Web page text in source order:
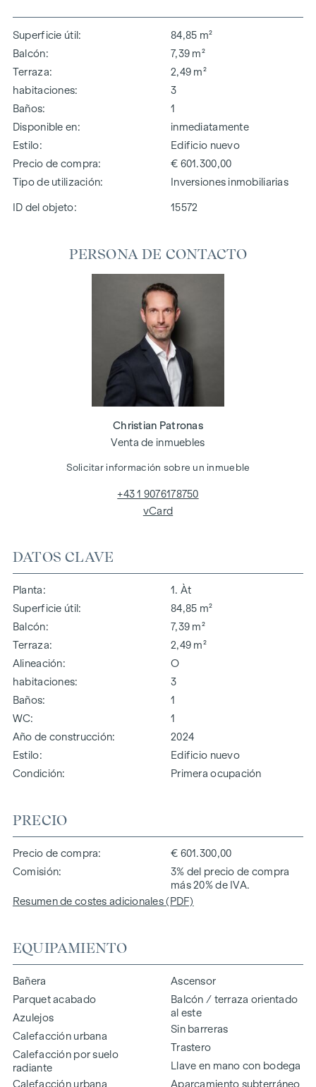
Superficie útil
84,85 m²
Balcón
7,39 m²
Terraza
2,49 m²
habitaciones
3
Baños
1
Disponible en
inmediatamente
Estilo
Edificio nuevo
Precio de compra
€ 601.300,00
Tipo de utilización
Inversiones inmobiliarias
ID del objeto: 15572
DATOS CLAVE
Planta
1. Àt
Superficie útil
84,85 m²
Balcón
7,39 m²
Terraza
2,49 m²
Alineación
O
habitaciones
3
Baños
1
WC
1
Año de construcción
2024
Estilo
Edificio nuevo
Condición
Primera ocupación
PRECIO
Precio de compra
€ 601.300,00
Comisión
3% del precio de compra
más 20% de IVA.
Resumen de costes adicionales (PDF)
EQUIPAMIENTO
Bañera
Parquet acabado
Azulejos
Calefacción urbana
Calefacción por suelo
radiante
Calefacción urbana
Ascensor
Balcón / terraza orientado
al este
Sin barreras
Trastero
Llave en mano con bodega
Aparcamiento subterráneo
PERSONA DE CONTACTO
Christian Patronas
Venta de inmuebles
Solicitar información sobre un inmueble
+43 1 9076178750
vCard